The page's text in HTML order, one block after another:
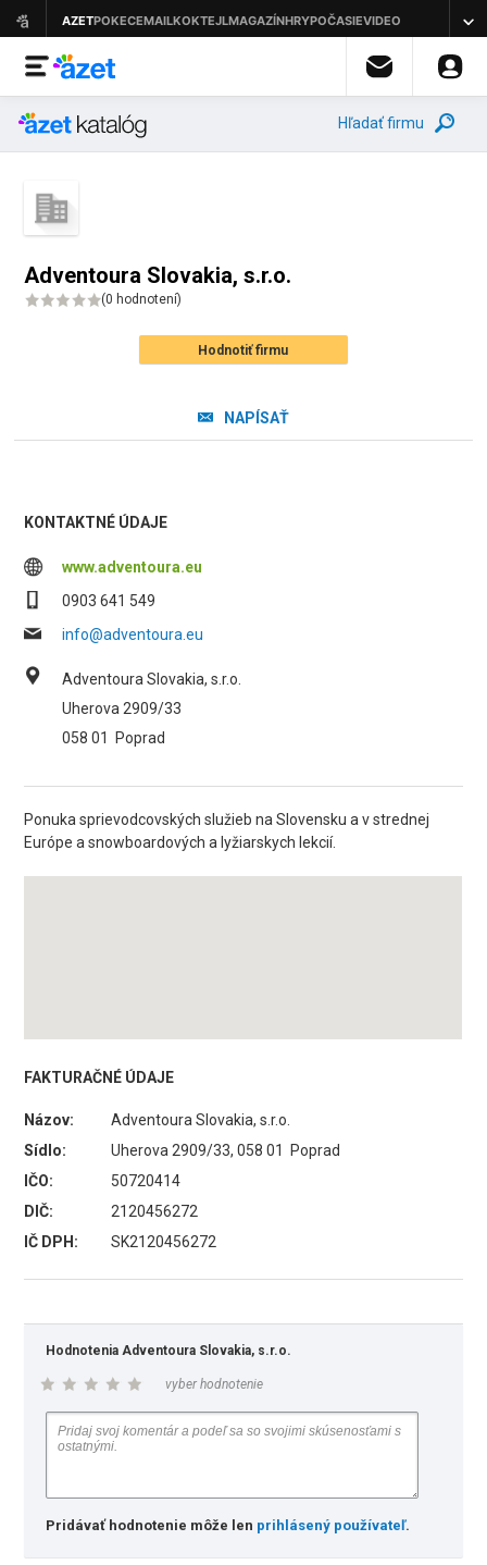
Hľadať firmu
Adventoura Slovakia, s.r.o.
(0 hodnotení)
Hodnotiť firmu
NAPÍSAŤ
KONTAKTNÉ ÚDAJE
www.adventoura.eu
0903 641 549
info@adventoura.eu
Adventoura Slovakia, s.r.o.
Uherova 2909/33
058 01
Poprad
Ponuka sprievodcovských služieb na Slovensku a v strednej
Európe a snowboardových a lyžiarskych lekcií.
FAKTURAČNÉ ÚDAJE
Názov:
Adventoura Slovakia, s.r.o.
Sídlo:
Uherova 2909/33, 058 01 Poprad
IČO:
50720414
DIČ:
2120456272
IČ DPH:
SK2120456272
Hodnotenia Adventoura Slovakia, s.r.o.
vyber hodnotenie
Pridávať hodnotenie môže len prihlásený používateľ.